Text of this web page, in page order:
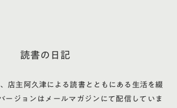
読書の日記
店主阿久津による読書とともにある生活を綴
ージョンはメールマガジンにて配信していま